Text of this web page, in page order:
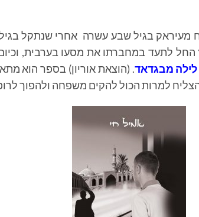
מעיראק בגיל שבע עשרה אחרי שנתקל
מבגדאד. (הוצאת אוריון) בספר הוא
למרות הכול להקים משפחה ולהפוך